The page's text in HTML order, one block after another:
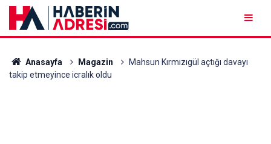
Anasayfa Magazin
Mahsun Kırmızıgül açtığı davayı
takip etmeyince icralık oldu